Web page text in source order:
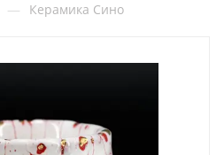
— Керамика Сино